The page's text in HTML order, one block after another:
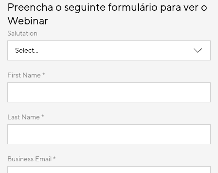
Preencha o seguinte formulário para ver o
Webinar
Salutation
First Name *
Last Name *
Business Email *